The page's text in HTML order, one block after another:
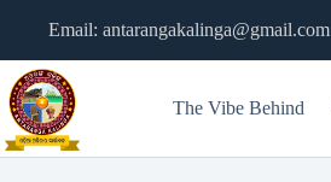
Email: antarangakalinga@gmail.com
The Vibe Behind